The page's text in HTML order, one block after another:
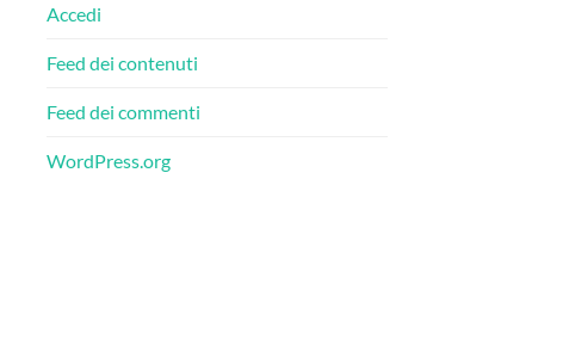
Accedi
Feed dei contenuti
Feed dei commenti
WordPress.org